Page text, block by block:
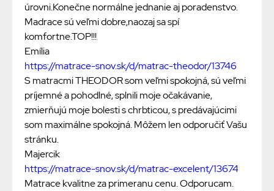
úrovni.Konečne normálne jednanie aj poradenstvo.
Madrace sú veľmi dobre,naozaj sa spí
komfortne.TOP!!!
Emília
https://matrace-snov.sk/d/matrac-theodor/13746
S matracmi THEODOR som veľmi spokojná, sú veľmi
príjemné a pohodlné, splnili moje očakávanie,
zmierňujú moje bolesti s chrbticou, s predávajúcimi
som maximálne spokojná. Môžem len odporučiť Vašu
stránku.
Majercik
https://matrace-snov.sk/d/matrac-excelent/13674
Matrace kvalitne za primeranu cenu. Odporucam.